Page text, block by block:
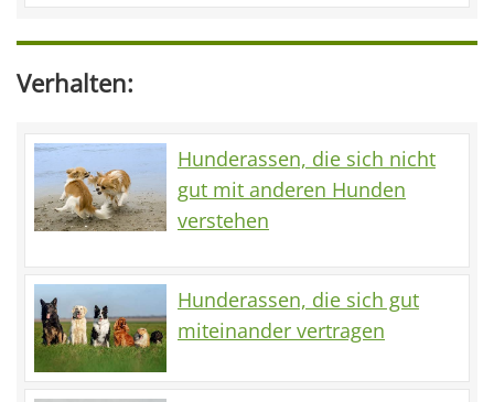
Verhalten:
Hunderassen, die sich nicht
gut mit anderen Hunden
verstehen
Hunderassen, die sich gut
miteinander vertragen